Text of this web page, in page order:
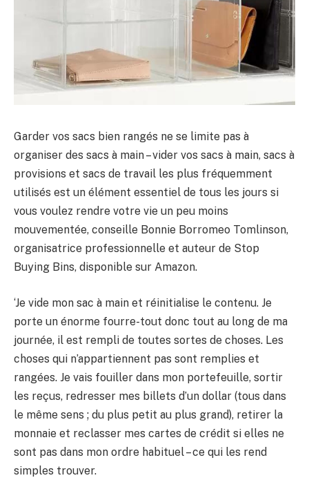
Garder vos sacs bien rangés ne se limite pas à
organiser des sacs à main – vider vos sacs à main, sacs à
provisions et sacs de travail les plus fréquemment
utilisés est un élément essentiel de tous les jours si
vous voulez rendre votre vie un peu moins
mouvementée, conseille Bonnie Borromeo Tomlinson,
organisatrice professionnelle et auteur de Stop
Buying Bins, disponible sur Amazon.
‘Je vide mon sac à main et réinitialise le contenu. Je
porte un énorme fourre-tout donc tout au long de ma
journée, il est rempli de toutes sortes de choses. Les
choses qui n’appartiennent pas sont remplies et
rangées. Je vais fouiller dans mon portefeuille, sortir
les reçus, redresser mes billets d’un dollar (tous dans
le même sens ; du plus petit au plus grand), retirer la
monnaie et reclasser mes cartes de crédit si elles ne
sont pas dans mon ordre habituel – ce qui les rend
simples trouver.